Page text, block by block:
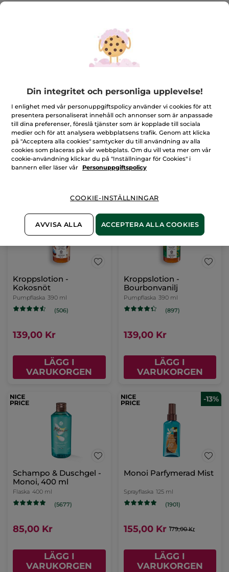
Bourbonvanilj, 400 ml
Flaska
400 ml
(666)
85,00 Kr
LÄGG I
Bourbonvanilj
Sprayflaska
100 ml
(1029)
179,00 Kr
Kroppslotion -
Kokosnöt
Pumpflaska 390 ml
(506)
139,00 Kr
LÄGG I
VARUKORGEN
Kroppslotion -
Bourbonvanilj
Pumpflaska 390 ml
(897)
139,00 Kr
LÄGG I
VARUKORGEN
Schampo & Duschgel -
Monoi, 400 ml
Flaska 400 ml
(5677)
85,00 Kr
LÄGG I
VARUKORGEN
-13%
Monoi Parfymerad Mist
Sprayflaska 125 ml
(1901)
155,00 Kr 179,00 Kr
LÄGG I
VARUKORGEN
Din integritet och personliga upplevelse!
I enlighet med vår personuppgiftspolicy använder vi cookies för att
presentera personaliserat innehåll och annonser som är anpassade
till dina preferenser, föreslå tjänster som är kopplade till sociala
medier och för att analysera webbplatsens trafik. Genom att klicka
på "Acceptera alla cookies" samtycker du till användning av alla
cookies som placeras på vår webbplats. Om du vill veta mer om vår
cookie-användning klickar du på "Inställningar för Cookies" i
bannern eller läser vår
Personuppgiftspolicy
COOKIE-INSTÄLLNINGAR
AVVISA ALLA ACCEPTERA ALLA COOKIES